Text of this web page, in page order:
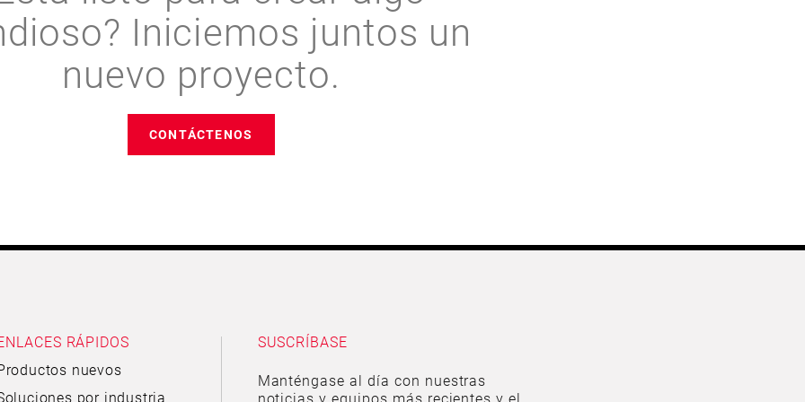
Iniciemos juntos un
nuevo proyecto.
CONTÁCTENOS
RÁPIDOS
nuevos
por industria
SUSCRÍBASE
Manténgase al día con nuestras
noticias y equipos más recientes y el